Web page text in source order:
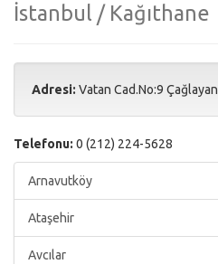
İstanbul / Kağıthane
Adresi: Vatan Cad.No:9 Çağlayan
Telefonu: 0 (212) 224-5628
Arnavutköy
Ataşehir
Avcılar